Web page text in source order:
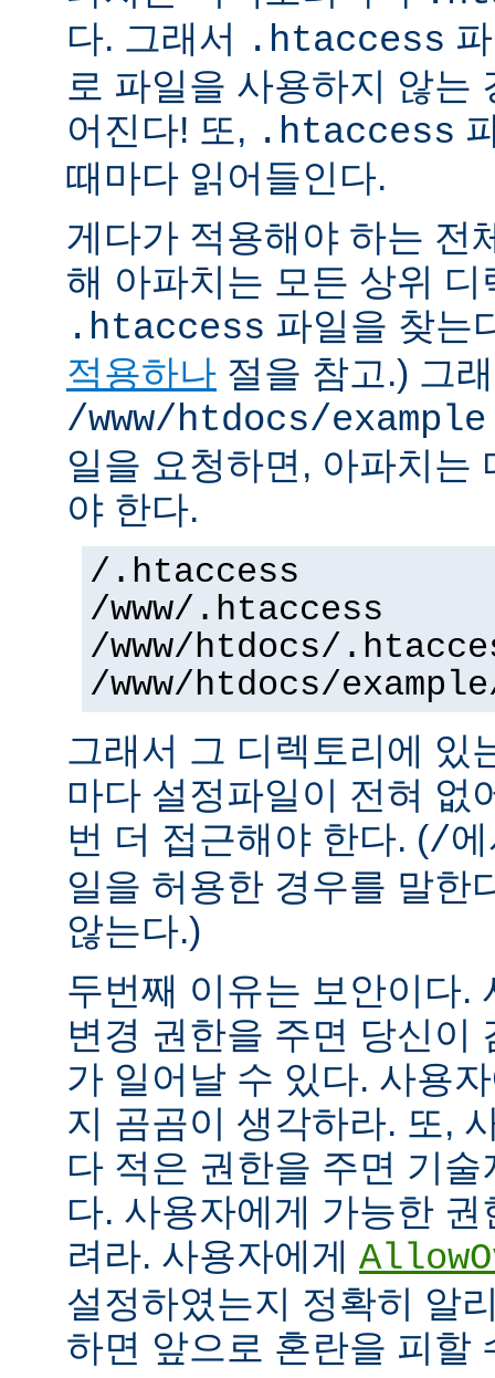
다. 그래서 .htaccess
로 파일을 사용하지 않는
어진다! 또, .htaccess
때마다 읽어들인다.
게다가 적용해야 하는 전
해 아파치는 모든 상위 디
.htaccess 파일을 찾는
적용하나 절을 참고.) 그
/www/htdocs/example
일을 요청하면, 아파치는
야 한다.
/.htaccess
/www/.htaccess
/www/htdocs/
/www/htdocs/
그래서 그 디렉토리에 있
마다 설정파일이 전혀 없
번 더 접근해야 한다. (/
일을 허용한 경우를 말한
않는다.)
두번째 이유는 보안이다.
변경 권한을 주면 당신이
가 일어날 수 있다. 사용
지 곰곰이 생각하라. 또,
다 적은 권한을 주면 기
다. 사용자에게 가능한
려라. 사용자에게
설정하였는지 정확히 알
하면 앞으로 혼란을 피할